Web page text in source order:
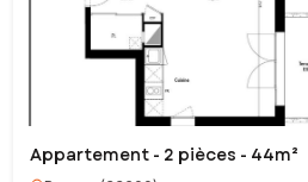
Appartement - 2 pièces - 44m²